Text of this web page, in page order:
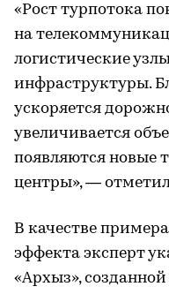
«Рост турпотока
на
логистические
инфраструктуры.
ускоряется
увеличивается
появляются новые
центры», —
В качестве
эффекта эксперт
«Архыз»,